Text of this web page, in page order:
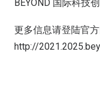
BEYOND 国际科技
更多信息请登陆官方
http://